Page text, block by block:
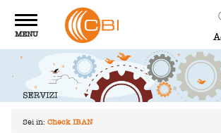
Toggle
navigation
MENU
Sei in: Check IBAN